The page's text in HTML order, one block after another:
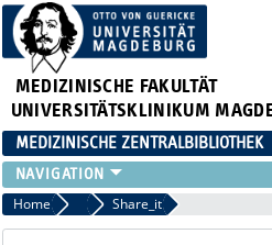
MEDIZINISCHE FAKULTÄT
UNIVERSITÄTSKLINIKUM
MEDIZINISCHE ZENTRALBIBLIOTHEK
LITERATURSUCHE
SERVICE
Home Dissertationen
Share_it